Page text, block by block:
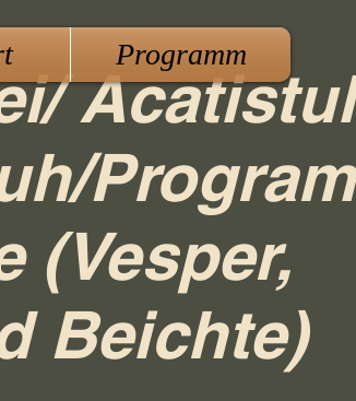
Acatistul
Program
(Vesper,
Beichte)
Programm